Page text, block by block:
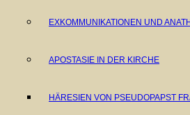
EXKOMMUNIKATIONEN UND
APOSTASIE IN DER KIRCHE
HÄRESIEN VON PSEUDOPAPST